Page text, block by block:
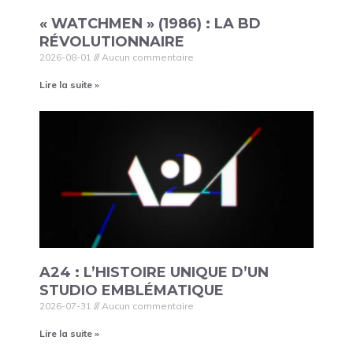
« WATCHMEN » (1986) : LA BD
RÉVOLUTIONNAIRE
2026-08-01 Aucun commentaire
Lire la suite »
A24 : L’HISTOIRE UNIQUE D’UN
STUDIO EMBLÉMATIQUE
2026-07-31 Aucun commentaire
Lire la suite »